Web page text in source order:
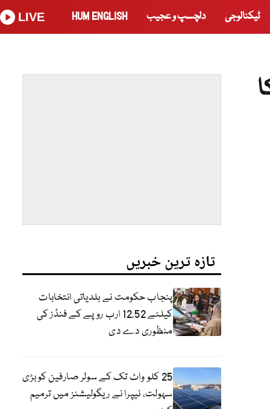
ٹیکنالوجی دلچسپ و عجیب HUM ENGLISH
LIVE
تازہ ترین خبریں
پنجاب حکومت نے بلدیاتی انتخابات
کیلئے 12.52 ارب روپے کے فنڈز کی
منظوری دے دی
25 کلو واٹ تک کے سولر صارفین کو بڑی
سہولت، نیپرا نے ریگولیشنز میں ترمیم